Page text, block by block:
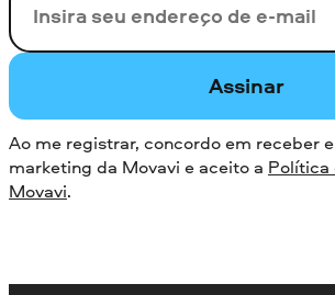
Seu e-mail
Assinar
Ao me registrar, concordo em receber
marketing da Movavi e aceito a Política
Movavi.